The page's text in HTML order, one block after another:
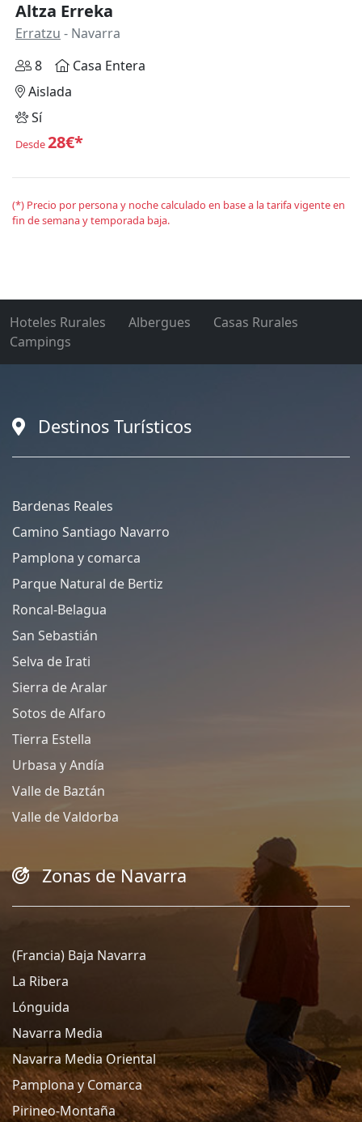
Altza Erreka
Erratzu - Navarra
8
Casa Entera
Aislada
Sí
Desde28€*
(*) Precio por persona y noche calculado en base a la tarifa vigente en
fin de semana y temporada baja.
Hoteles Rurales Albergues
Casas Rurales
Campings
Destinos Turísticos
Bardenas Reales
Camino Santiago Navarro
Pamplona y comarca
Parque Natural de Bertiz
Roncal-Belagua
San Sebastián
Selva de Irati
Sierra de Aralar
Sotos de Alfaro
Tierra Estella
Urbasa y Andía
Valle de Baztán
Valle de Valdorba
Zonas de Navarra
(Francia) Baja Navarra
La Ribera
Lónguida
Navarra Media
Navarra Media Oriental
Pamplona y Comarca
Pirineo-Montaña